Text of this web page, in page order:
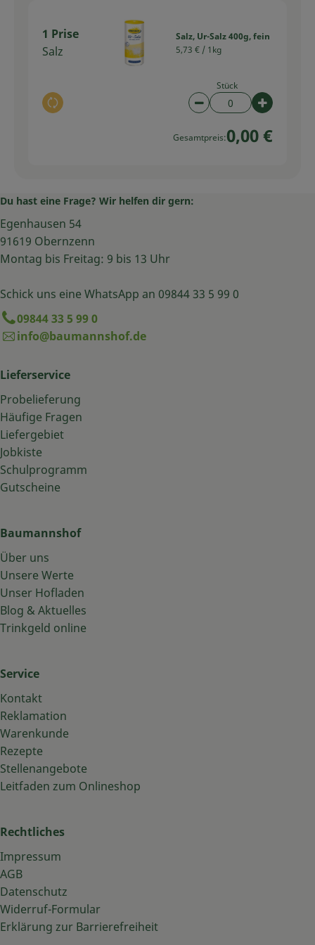
1 Prise
Salz
Auswahl ändern
Salz, Ur-Salz 400g, fein
5,73 € / 1kg
Stück
Artikelanzahl
Gesamtpreis:0,00 €
Du hast eine Frage? Wir helfen dir gern:
Egenhausen 54
91619 Obernzenn
Montag bis Freitag: 9 bis 13 Uhr
Schick uns eine WhatsApp an 09844 33 5 99 0
09844 33 5 99 0
info@baumannshof.de
Lieferservice
Probelieferung
Häufige Fragen
Liefergebiet
Jobkiste
Schulprogramm
Gutscheine
Baumannshof
Über uns
Unsere Werte
Unser Hofladen
Blog & Aktuelles
Trinkgeld online
Service
Kontakt
Reklamation
Warenkunde
Rezepte
Stellenangebote
Leitfaden zum Onlineshop
Rechtliches
Impressum
AGB
Datenschutz
Widerruf-Formular
Erklärung zur Barrierefreiheit